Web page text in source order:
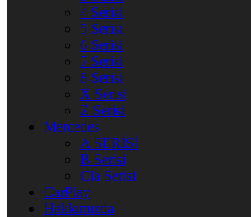
4 Serisi
5 Serisi
6 Serisi
7 Serisi
8 Serisi
X Serisi
Z Serisi
Mercedes
A SERİSİ
B Serisi
Cla Serisi
CarPlay
Hakkımızda